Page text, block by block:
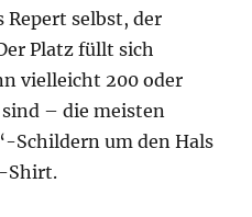
selbst, der
Platz füllt sich
vielleicht 200 oder
– die meisten
Schildern um den Hals
Shirt.